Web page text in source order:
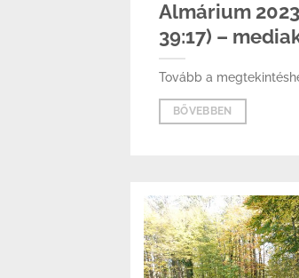
Almárium
39:17) –
Tovább a
BŐVEBBEN